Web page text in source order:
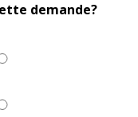
demande?